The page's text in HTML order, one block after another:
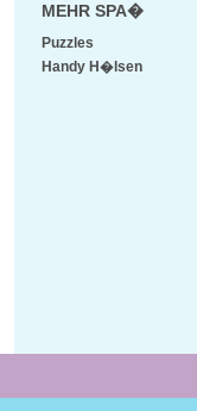
MEHR SPA�
Puzzles
Handy H�lsen